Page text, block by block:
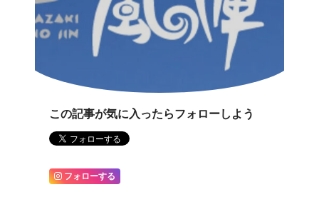
この記事が気に入ったらフォローしよう
フォローする